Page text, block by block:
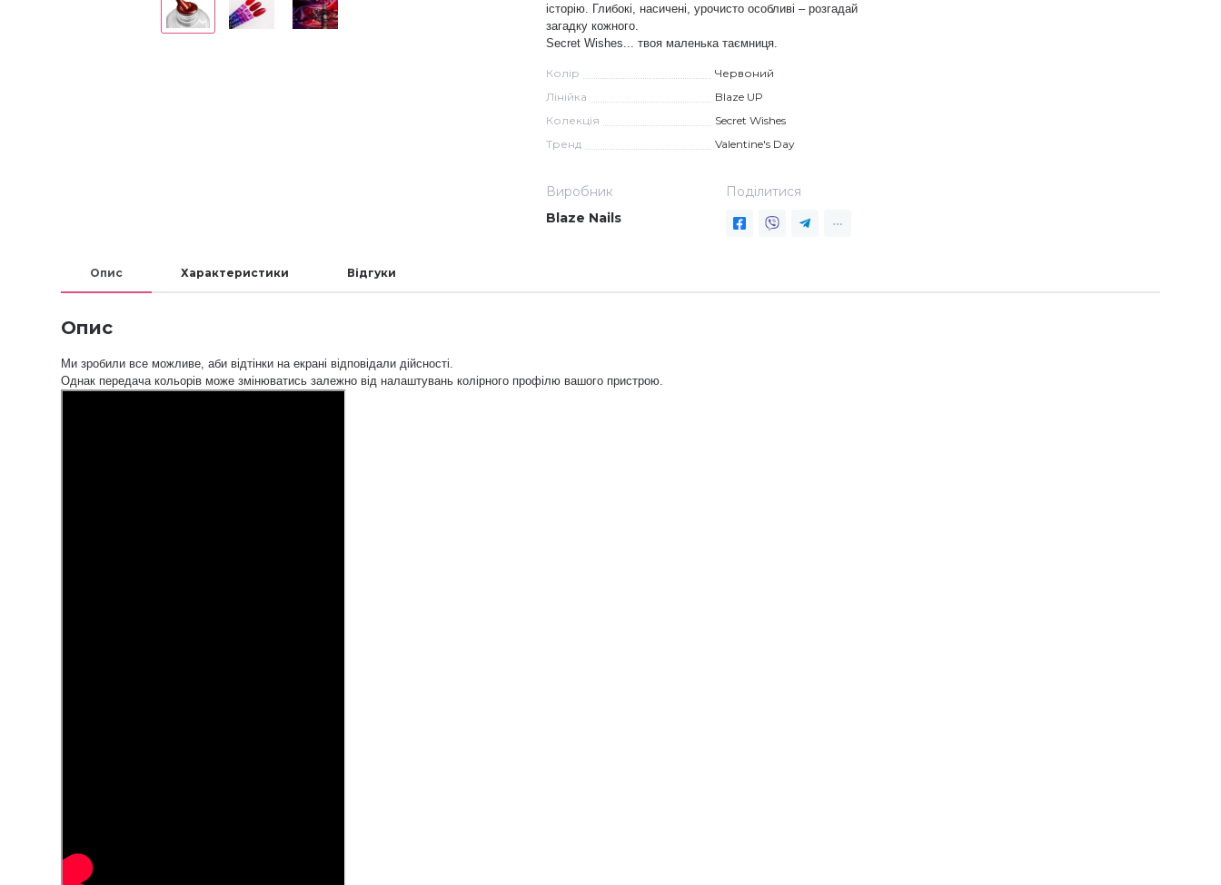
історію. Глибокі, насичені, урочисто особливі – розгадай
загадку кожного.
Secret Wishes... твоямаленькатаємниця.
Колір
Червоний
Лінійка
Blaze UP
Колекція
Secret Wishes
Тренд
Valentine's Day
Виробник
Blaze Nails
Поділитися
Опис Характеристики Відгуки
Опис
Ми зробили все можливе, аби відтінки на екрані відповідали дійсності.
Однак передача кольорів може змінюватись залежно від налаштувань колірного профілю вашого пристрою.